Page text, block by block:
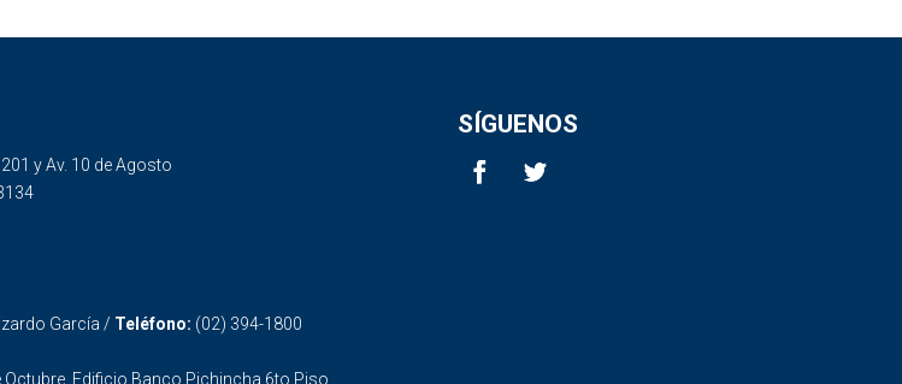
y Av. 10 de Agosto
SÍGUENOS
García / Teléfono: (02) 394-1800
Octubre. Edificio Banco Pichincha 6to Piso